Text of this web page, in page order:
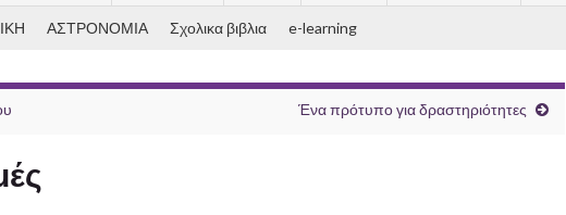
ΑΣΤΡΟΝΟΜΙΑ Σχολικα βιβλια e-learning
Ένα πρότυπο για δραστηριότητες